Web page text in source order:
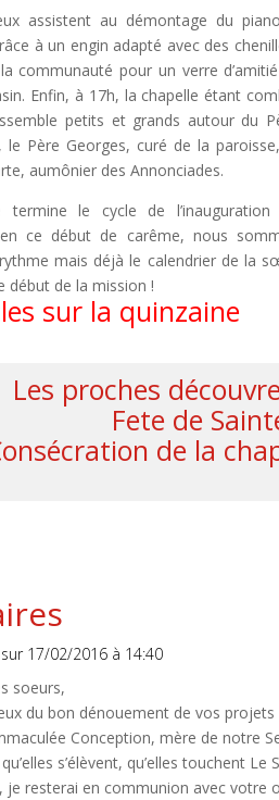
assistent au démontage du
à un engin adapté avec des
communauté pour un verre
Enfin, à 17h, la chapelle étant
petits et grands autour du
le Père Georges, curé de la
aumônier des Annonciades.
termine le cycle de l’inauguration
ce début de carême, nous
mais déjà le calendrier de la
début de la mission !
sur la quinzaine
Les proches
Fete de
de la
sur 17/02/2016 à 14:40
soeurs,
du bon dénouement de vos
Conception, mère de notre
s’élèvent, qu’elles touchent Le
je resterai en communion avec votre